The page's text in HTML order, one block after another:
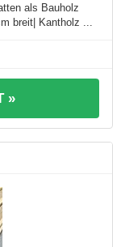
als Bauholz
breit| Kantholz ...
»